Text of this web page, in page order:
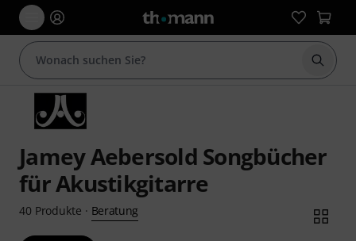
Suche
Jamey Aebersold Songbücher
für Akustikgitarre
40 Produkte · Beratung